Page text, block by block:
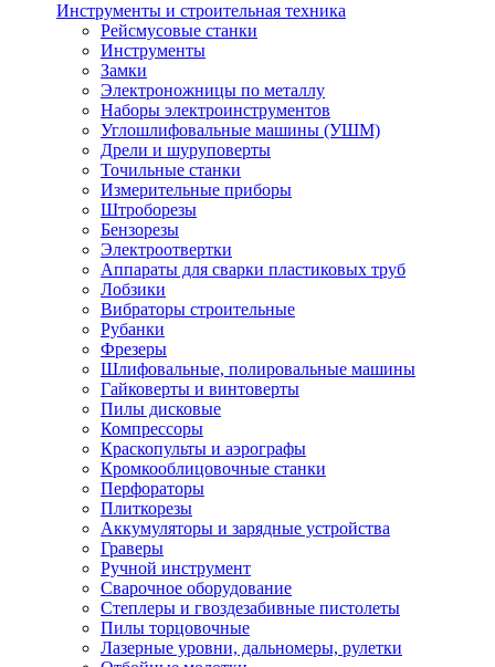
Инструменты и строительная техника
Рейсмусовые станки
Инструменты
Замки
Электроножницы по металлу
Наборы электроинструментов
Углошлифовальные машины (УШМ)
Дрели и шуруповерты
Точильные станки
Измерительные приборы
Штроборезы
Бензорезы
Электроотвертки
Аппараты для сварки пластиковых труб
Лобзики
Вибраторы строительные
Рубанки
Фрезеры
Шлифовальные, полировальные машины
Гайковерты и винтоверты
Пилы дисковые
Компрессоры
Краскопульты и аэрографы
Кромкооблицовочные станки
Перфораторы
Плиткорезы
Аккумуляторы и зарядные устройства
Граверы
Ручной инструмент
Сварочное оборудование
Степлеры и гвоздезабивные пистолеты
Пилы торцовочные
Лазерные уровни, дальномеры, рулетки